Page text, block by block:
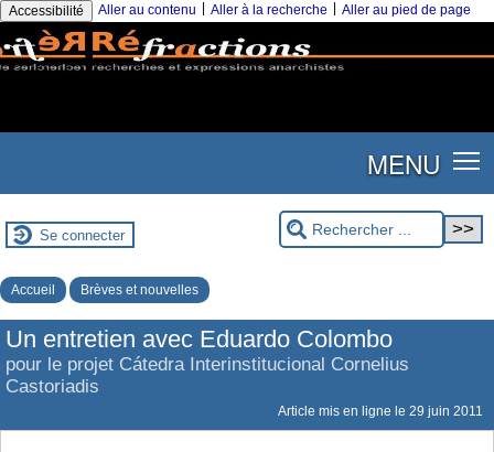
Accessibilité Aller au contenu Aller à la recherche Aller au pied de page
MENU
Se connecter
Accueil Brèves et nouvelles
Un entretien avec Eduardo Colombo
pour le projet Cátedra Interinstitucional Cornelius
Castoriadis
Article mis en ligne le 29 juin 2011